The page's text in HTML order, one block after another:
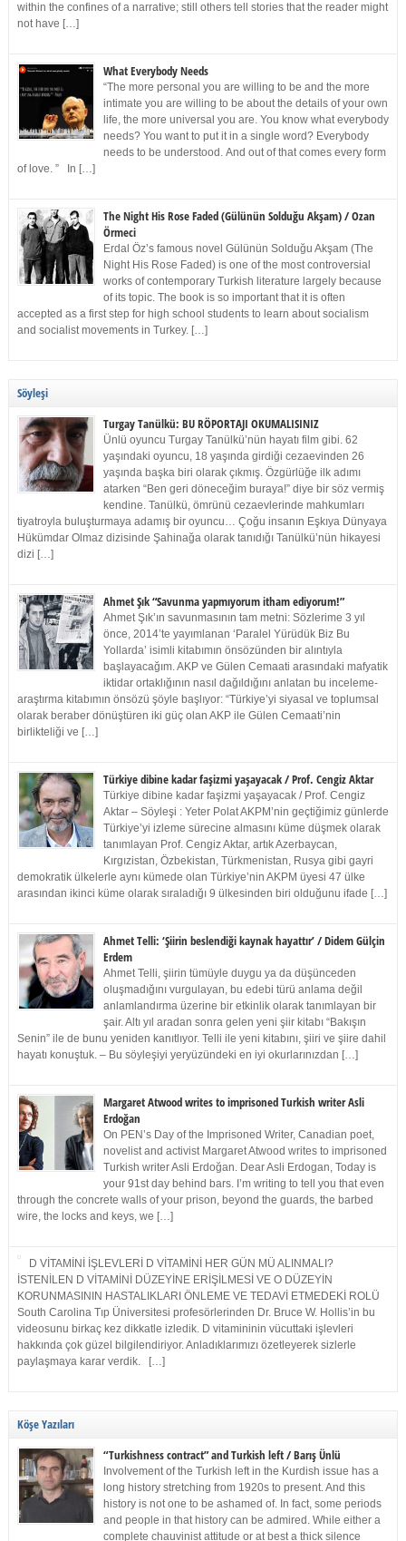
within the confines of a narrative; still others tell stories that the reader might
not have […]
What Everybody Needs
“The more personal you are willing to be and the more
intimate you are willing to be about the details of your own
life, the more universal you are. You know what everybody
needs? You want to put it in a single word? Everybody
needs to be understood. And out of that comes every form
of love. ” In […]
The Night His Rose Faded (Gülünün Solduğu Akşam) / Ozan
Örmeci
Erdal Öz’s famous novel Gülünün Solduğu Akşam (The
Night His Rose Faded) is one of the most controversial
works of contemporary Turkish literature largely because
of its topic. The book is so important that it is often
accepted as a first step for high school students to learn about socialism
and socialist movements in Turkey. […]
Söyleşi
Turgay Tanülkü: BU RÖPORTAJI OKUMALISINIZ
Ünlü oyuncu Turgay Tanülkü’nün hayatı film gibi. 62
yaşındaki oyuncu, 18 yaşında girdiği cezaevinden 26
yaşında başka biri olarak çıkmış. Özgürlüğe ilk adımı
atarken “Ben geri döneceğim buraya!” diye bir söz vermiş
kendine. Tanülkü, ömrünü cezaevlerinde mahkumları
tiyatroyla buluşturmaya adamış bir oyuncu… Çoğu insanın Eşkıya Dünyaya
Hükümdar Olmaz dizisinde Şahinağa olarak tanıdığı Tanülkü’nün hikayesi
dizi […]
Ahmet Şık “Savunma yapmıyorum itham ediyorum!”
Ahmet Şık’ın savunmasının tam metni: Sözlerime 3 yıl
önce, 2014’te yayımlanan ‘Paralel Yürüdük Biz Bu
Yollarda’ isimli kitabımın önsözünden bir alıntıyla
başlayacağım. AKP ve Gülen Cemaati arasındaki mafyatik
iktidar ortaklığının nasıl dağıldığını anlatan bu inceleme-
araştırma kitabımın önsözü şöyle başlıyor: “Türkiye’yi siyasal ve toplumsal
olarak beraber dönüştüren iki güç olan AKP ile Gülen Cemaati’nin
birlikteliği ve […]
Türkiye dibine kadar faşizmi yaşayacak / Prof. Cengiz Aktar
Türkiye dibine kadar faşizmi yaşayacak / Prof. Cengiz
Aktar – Söyleşi : Yeter Polat AKPM’nin geçtiğimiz günlerde
Türkiye’yi izleme sürecine almasını küme düşmek olarak
tanımlayan Prof. Cengiz Aktar, artık Azerbaycan,
Kırgızistan, Özbekistan, Türkmenistan, Rusya gibi gayri
demokratik ülkelerle aynı kümede olan Türkiye’nin AKPM üyesi 47 ülke
arasından ikinci küme olarak sıraladığı 9 ülkesinden biri olduğunu ifade […]
Ahmet Telli: ‘Şiirin beslendiği kaynak hayattır’ / Didem Gülçin
Erdem
Ahmet Telli, şiirin tümüyle duygu ya da düşünceden
oluşmadığını vurgulayan, bu edebi türü anlama değil
anlamlandırma üzerine bir etkinlik olarak tanımlayan bir
şair. Altı yıl aradan sonra gelen yeni şiir kitabı “Bakışın
Senin” ile de bunu yeniden kanıtlıyor. Telli ile yeni kitabını, şiiri ve şiire dahil
hayatı konuştuk. – Bu söyleşiyi yeryüzündeki en iyi okurlarınızdan […]
Margaret Atwood writes to imprisoned Turkish writer Asli
Erdoğan
On PEN’s Day of the Imprisoned Writer, Canadian poet,
novelist and activist Margaret Atwood writes to imprisoned
Turkish writer Asli Erdoğan. Dear Asli Erdogan, Today is
your 91st day behind bars. I’m writing to tell you that even
through the concrete walls of your prison, beyond the guards, the barbed
wire, the locks and keys, we […]
D VİTAMİNİ İŞLEVLERİ D VİTAMİNİ HER GÜN MÜ ALINMALI?
İSTENİLEN D VİTAMİNİ DÜZEYİNE ERİŞİLMESİ VE O DÜZEYİN
KORUNMASININ HASTALIKLARI ÖNLEME VE TEDAVİ ETMEDEKİ ROLÜ
South Carolina Tıp Üniversitesi profesörlerinden Dr. Bruce W. Hollis’in bu
videosunu birkaç kez dikkatle izledik. D vitamininin vücuttaki işlevleri
hakkında çok güzel bilgilendiriyor. Anladıklarımızı özetleyerek sizlerle
paylaşmaya karar verdik. […]
Köşe Yazıları
“Turkishness contract” and Turkish left / Barış Ünlü
Involvement of the Turkish left in the Kurdish issue has a
long history stretching from 1920s to present. And this
history is not one to be ashamed of. In fact, some periods
and people in that history can be admired. While either a
complete chauvinist attitude or at best a thick silence